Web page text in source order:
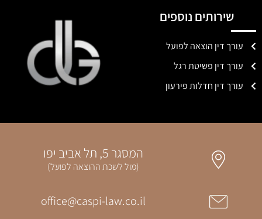
שירותים נוספים
עורך דין הוצאה לפועל
עורך דין פשיטת רגל
עורך דין חדלות פירעון
המסגר 5, תל אביב יפו
(מול לשכת ההוצאה לפועל)
office@caspi-law.co.il